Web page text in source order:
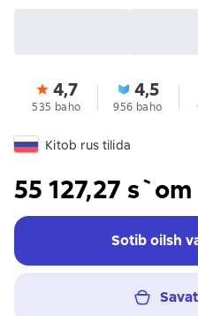
4,7
535 baho
4,5
956 baho
Kitob rus tilida
55 127,27 s`om
Sotib oilsh